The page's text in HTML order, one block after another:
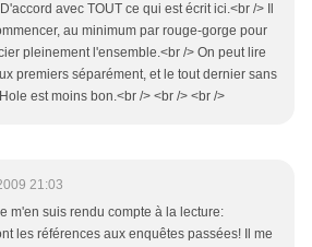
avec TOUT ce qui est écrit ici.<br /> Il
au minimum par rouge-gorge pour
pleinement l'ensemble.<br /> On peut lire
premiers séparément, et le tout dernier sans
est moins bon.<br /> <br /> <br />
21:03
m'en suis rendu compte à la lecture:
les références aux enquêtes passées! Il me